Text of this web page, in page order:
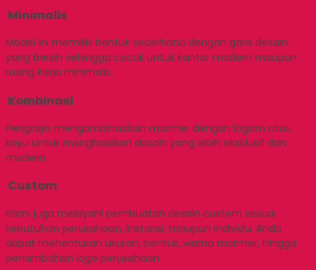
Minimalis
Model ini memiliki bentuk sederhana dengan garis desain
yang bersih sehingga cocok untuk kantor modern maupun
ruang kerja minimalis.
Kombinasi
Pengrajin mengombinasikan marmer dengan logam atau
kayu untuk menghasilkan desain yang lebih eksklusif dan
modern.
Custom
Kami juga melayani pembuatan desain custom sesuai
kebutuhan perusahaan, instansi, maupun individu. Anda
dapat menentukan ukuran, bentuk, warna marmer, hingga
penambahan logo perusahaan.